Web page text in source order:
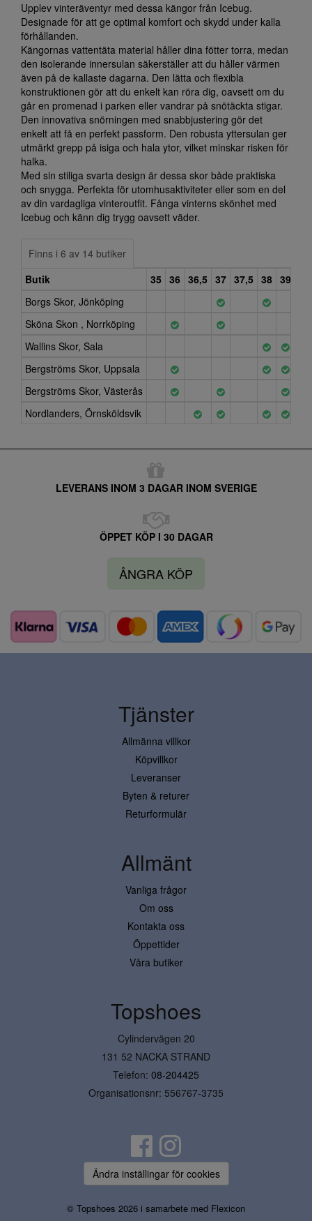
Upplev vinteräventyr med dessa kängor från Icebug.
Designade för att ge optimal komfort och skydd under kalla
förhållanden.
Kängornas vattentäta material håller dina fötter torra, medan
den isolerande innersulan säkerställer att du håller värmen
även på de kallaste dagarna. Den lätta och flexibla
konstruktionen gör att du enkelt kan röra dig, oavsett om du
går en promenad i parken eller vandrar på snötäckta stigar.
Den innovativa snörningen med snabbjustering gör det
enkelt att få en perfekt passform. Den robusta yttersulan ger
utmärkt grepp på isiga och hala ytor, vilket minskar risken för
halka.
Med sin stiliga svarta design är dessa skor både praktiska
och snygga. Perfekta för utomhusaktiviteter eller som en del
av din vardagliga vinteroutfit. Fånga vinterns skönhet med
Icebug och känn dig trygg oavsett väder.
Finns i 6 av 14 butiker
Butik
35 36 36,5 37 37,5 38 39
Borgs Skor, Jönköping
Sköna Skon , Norrköping
Wallins Skor, Sala
Bergströms Skor, Uppsala
Bergströms Skor, Västerås
Nordlanders, Örnsköldsvik
LEVERANS INOM 3 DAGAR INOM SVERIGE
ÖPPET KÖP I 30 DAGAR
ÅNGRA KÖP
Tjänster
Allmänna villkor
Köpvillkor
Leveranser
Byten & returer
Returformulär
Allmänt
Vanliga frågor
Om oss
Kontakta oss
Öppettider
Våra butiker
Topshoes
Cylindervägen 20
131 52 NACKA STRAND
Telefon: 08-204425
Organisationsnr: 556767-3735
Ändra inställingar för cookies
© Topshoes 2026 i samarbete med Flexicon